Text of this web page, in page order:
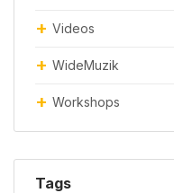
Videos
WideMuzik
Workshops
Tags